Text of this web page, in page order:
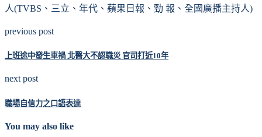
人(TVBS、三立、年代、蘋果日報、勁 報、全國廣播主持人)
previous post
上班途中發生車禍 北醫大不認職災 官司打近10年
next post
職場自信力之口語表達
You may also like